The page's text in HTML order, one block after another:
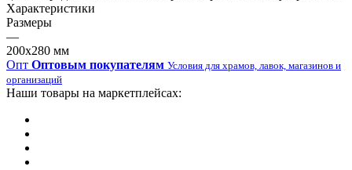
Характеристики
Размеры
—
200х280 мм
Опт Оптовым покупателям Условия для храмов, лавок, магазинов и
организаций
Наши товары на маркетплейсах: